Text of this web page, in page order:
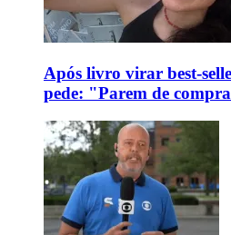
Após livro virar best-
pede: "Parem de